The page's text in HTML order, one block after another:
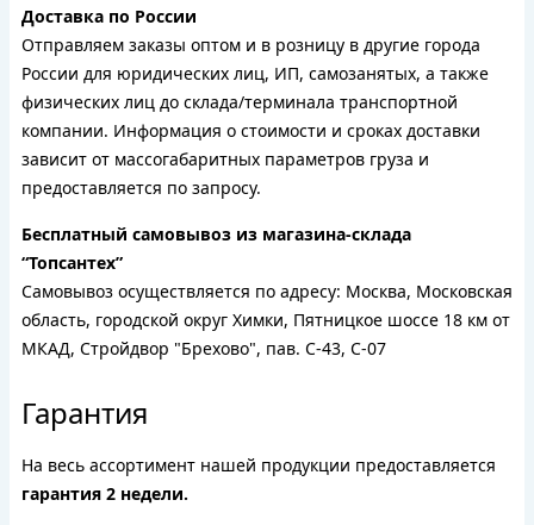
Доставка по России
Отправляем заказы оптом и в розницу в другие города
России для юридических лиц, ИП, самозанятых, а также
физических лиц до склада/терминала транспортной
компании. Информация о стоимости и сроках доставки
зависит от массогабаритных параметров груза и
предоставляется по запросу.
Бесплатный самовывоз из магазина-склада
“Топсантех”
Самовывоз осуществляется по адресу: Москва, Московская
область, городской округ Химки, Пятницкое шоссе 18 км от
МКАД, Стройдвор "Брехово", пав. С-43, С-07
Гарантия
На весь ассортимент нашей продукции предоставляется
гарантия 2 недели.